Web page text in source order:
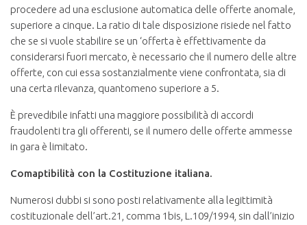
procedere ad una esclusione automatica delle offerte anomale,
superiore a cinque. La ratio di tale disposizione risiede nel fatto
che se si vuole stabilire se un ‘offerta è effettivamente da
considerarsi fuori mercato, è necessario che il numero delle altre
offerte, con cui essa sostanzialmente viene confrontata, sia di
una certa rilevanza, quantomeno superiore a 5.
È prevedibile infatti una maggiore possibilità di accordi
fraudolenti tra gli offerenti, se il numero delle offerte ammesse
in gara è limitato.
Comaptibilità con la Costituzione italiana.
Numerosi dubbi si sono posti relativamente alla legittimità
costituzionale dell’art.21, comma 1bis, L.109/1994, sin dall’inizio